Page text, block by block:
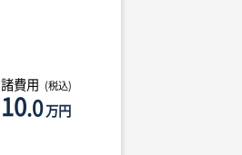
諸費用 (税込)
10.0万円